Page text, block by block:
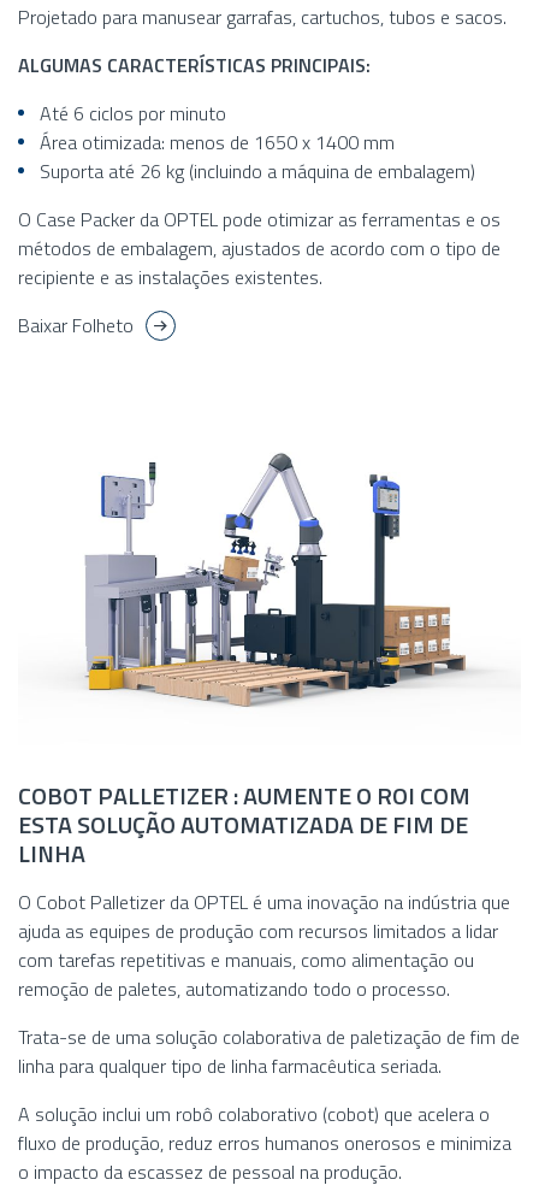
Projetado para manusear garrafas, cartuchos, tubos e sacos.
ALGUMAS CARACTERÍSTICAS PRINCIPAIS:
Até 6 ciclos por minuto
Área otimizada: menos de 1650 x 1400 mm
Suporta até 26 kg (incluindo a máquina de embalagem)
O Case Packer da OPTEL pode otimizar as ferramentas e os
métodos de embalagem, ajustados de acordo com o tipo de
recipiente e as instalações existentes.
Baixar Folheto
COBOT PALLETIZER : AUMENTE O ROI COM
ESTA SOLUÇÃO AUTOMATIZADA DE FIM DE
LINHA
O Cobot Palletizer da OPTEL é uma inovação na indústria que
ajuda as equipes de produção com recursos limitados a lidar
com tarefas repetitivas e manuais, como alimentação ou
remoção de paletes, automatizando todo o processo.
Trata-se de uma solução colaborativa de paletização de fim de
linha para qualquer tipo de linha farmacêutica seriada.
A solução inclui um robô colaborativo (cobot) que acelera o
fluxo de produção, reduz erros humanos onerosos e minimiza
o impacto da escassez de pessoal na produção.